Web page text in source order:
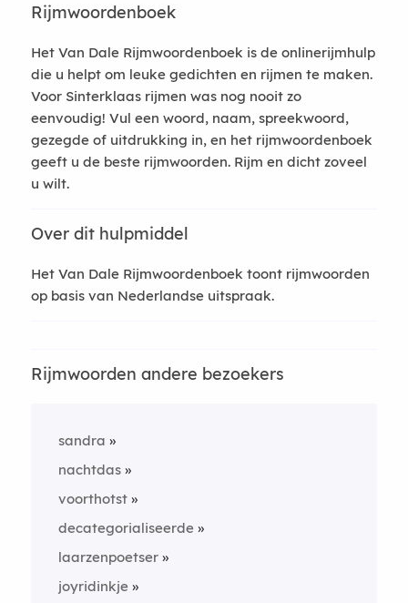
Rijmwoordenboek
Het Van Dale Rijmwoordenboek is de onlinerijmhulp
die u helpt om leuke gedichten en rijmen te maken.
Voor Sinterklaas rijmen was nog nooit zo
eenvoudig! Vul een woord, naam, spreekwoord,
gezegde of uitdrukking in, en het rijmwoordenboek
geeft u de beste rijmwoorden. Rijm en dicht zoveel
u wilt.
Over dit hulpmiddel
Het Van Dale Rijmwoordenboek toont rijmwoorden
op basis van Nederlandse uitspraak.
Rijmwoorden andere bezoekers
sandra
nachtdas
voorthotst
decategorialiseerde
laarzenpoetser
joyridinkje